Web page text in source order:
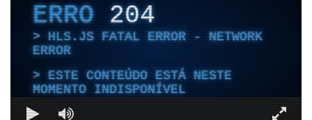
ERRO204
HLS.JS FATAL ERROR - NETWORK
ERROR
ESTE CONTEÚDO ESTÁ NESTE
MOMENTO INDISPONÍVEL